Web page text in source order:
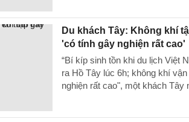
Du khách Tây: Không khí
'có tính gây nghiện rất cao'
“Bí kíp sinh tồn khi du lịch Việt
ra Hồ Tây lúc 6h; không khí
nghiện rất cao", một khách Tây